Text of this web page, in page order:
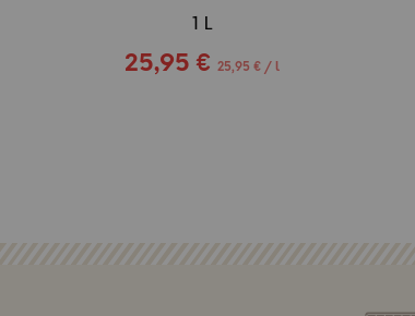
1 L
25,95 € 25,95 € / l